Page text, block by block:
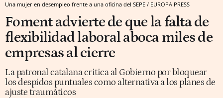
Una mujer en desempleo frente a una oficina del SEPE / EUROPA PRESS
Foment advierte de que la falta de
flexibilidad laboral aboca miles de
empresas al cierre
La patronal catalana critica al Gobierno por bloquear
los despidos puntuales como alternativa a los planes de
ajuste traumáticos